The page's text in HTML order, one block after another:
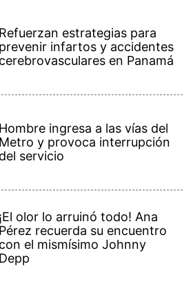
Refuerzan estrategias para
prevenir infartos y accidentes
cerebrovasculares en Panamá
Hombre ingresa a las vías del
Metro y provoca interrupción
del servicio
¡El olor lo arruinó todo! Ana
Pérez recuerda su encuentro
con el mismísimo Johnny
Depp